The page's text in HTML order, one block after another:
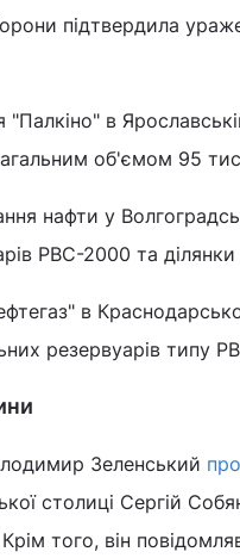
підтвердила
в
об'ємом 95
нафти у
РВС-2000 та
в
резервуарів типу
Зеленський
столиці Сергій
того, він